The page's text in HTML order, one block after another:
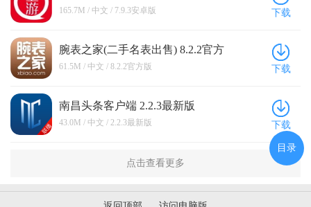
165.7M / 中文 / 7.9.3安卓版 下载
腕表之家(二手名表出售) 8.2.2官方
版
61.5M / 中文 / 8.2.2官方版 下载
南昌头条客户端 2.2.3最新版
43.0M / 中文 / 2.2.3最新版 下载
点击查看更多
目录